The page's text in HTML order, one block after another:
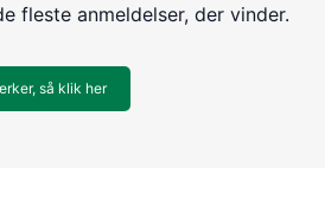
fleste anmeldelser, der vinder.
så klik her